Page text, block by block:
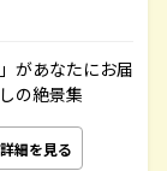
があなたにお届
の絶景集
詳細を見る